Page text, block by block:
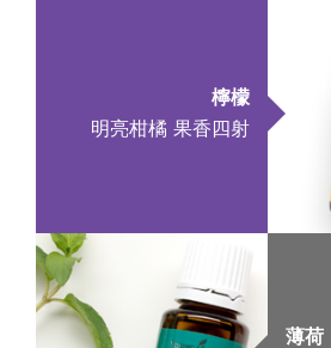
檸檬
明亮柑橘 果香四射
薄荷